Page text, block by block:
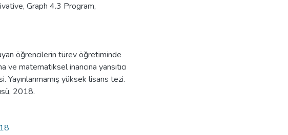
, Graph 4.3 Program,
öğrencilerin türev öğretiminde
ve matematiksel inancına yansıtıcı
yüksek lisans tezi.
2018.